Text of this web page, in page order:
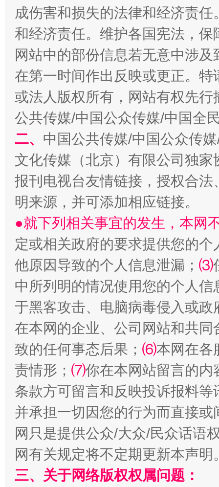
解纷+调解+退费，一次搞定
漫山遍野的桃花与雪山、麦地、白藏房 除
招工难、用工荒背后
成伤害和损失的法律和经济责
和经济责任。维护各国宪法，
网站中的部份信息若无意中涉
在第一时间作出反映或更正。
或法人版权所有，网站有权先
公共传媒/中国公众传媒/中国全
二、 中国公共传媒/中国公众传
文化传媒（北京）有限公司独
报刊电视台友情链接，授权合
明来源，并可添加相应链接。
●就下列相关事宜的发生，本网
定或相关政府的要求提供您的个
他原因导致的个人信息泄漏； ⑶
中所列明的情况使用您的个人
于黑客攻击、电脑病毒侵入或
在本网的企业、公司网站和共
致的任何事态后果； ⑹本网在各
责情形； ⑺你在本网站留言的内
条款方可留言和反映投诉报料
并承担一切因您的行为而直接
网只是提供公众/大众/民众话语
网有关规定将不定期更新本声明
三、关于网络版权权属问题：